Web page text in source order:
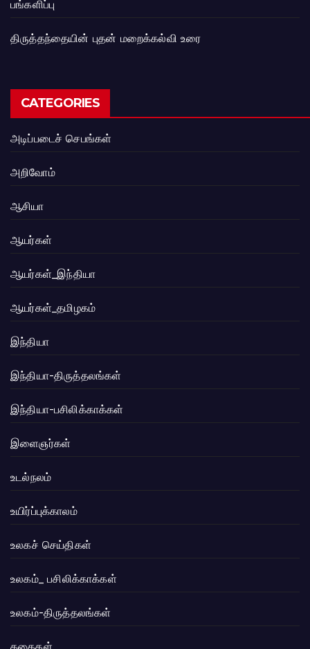
பங்களிப்பு
திருத்தந்தையின் புதன் மறைக்கல்வி உரை
CATEGORIES
அடிப்படைச் செபங்கள்
அறிவோம்
ஆசியா
ஆயர்கள்
ஆயர்கள்_இந்தியா
ஆயர்கள்_தமிழகம்
இந்தியா
இந்தியா-திருத்தலங்கள்
இந்தியா-பசிலிக்காக்கள்
இளைஞர்கள்
உடல்நலம்
உயிர்ப்புக்காலம்
உலகச் செய்திகள்
உலகம்_ பசிலிக்காக்கள்
உலகம்-திருத்தலங்கள்
கதைகள்